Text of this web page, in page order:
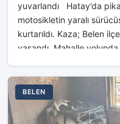
yuvarlandı Hatay’da
motosikletin yaralı
kurtarıldı. Kaza; Belen
yaşandı. Mahalle
BELEN